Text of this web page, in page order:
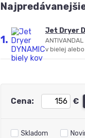
1.
Jet Dryer
v bielej
Cena: €
Skladom